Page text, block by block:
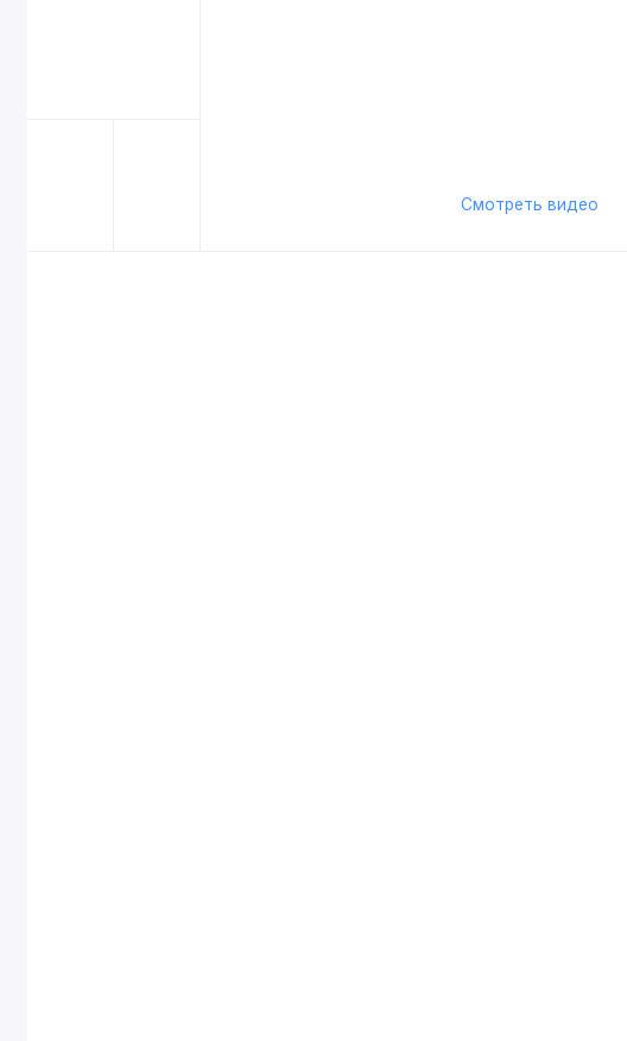
Смотреть видео